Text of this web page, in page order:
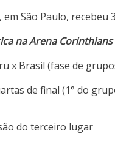
, em São Paulo, recebeu
na Arena Corinthians
x Brasil (fase de
de final (1° do
do terceiro lugar